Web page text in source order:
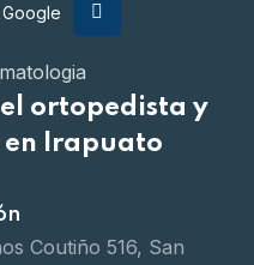
ortopedista y
Irapuato
Coutiño 516, San